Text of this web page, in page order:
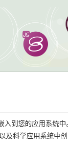
入到您的应用系
科学应用系统中